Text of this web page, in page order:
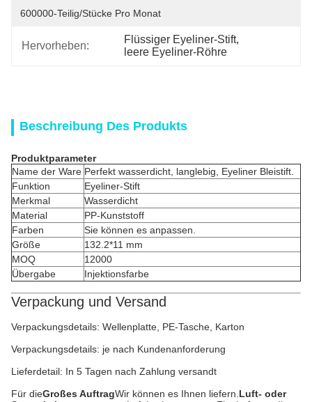
600000-Teilig/Stücke Pro Monat
Hervorheben:
Flüssiger Eyeliner-Stift,
leere Eyeliner-Röhre
Beschreibung Des Produkts
Produktparameter
Name der Ware Perfekt wasserdicht, langlebig, Eyeliner Bleistift.
Funktion
Eyeliner-Stift
Merkmal
Wasserdicht
Material
PP-Kunststoff
Farben
Sie können es anpassen.
Größe
132.2*11 mm
MOQ
12000
Übergabe
Injektionsfarbe
Verpackung und Versand
Verpackungsdetails: Wellenplatte, PE-Tasche, Karton
Verpackungsdetails: je nach Kundenanforderung
Lieferdetail: In 5 Tagen nach Zahlung versandt
Für dieGroßes AuftragWir können es Ihnen liefern. Luft- oder